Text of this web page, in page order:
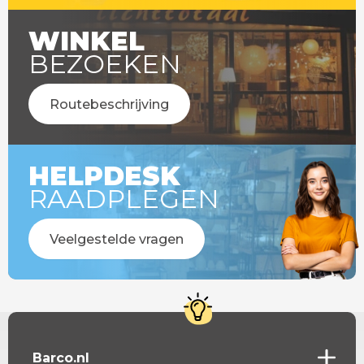
WINKEL
BEZOEKEN
Routebeschrijving
HELPDESK
RAADPLEGEN
Veelgestelde vragen
Barco.nl